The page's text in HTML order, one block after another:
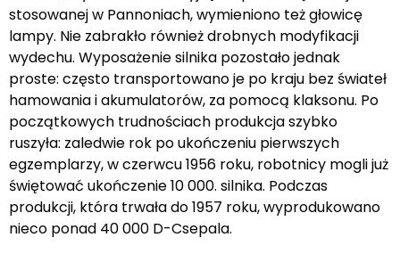
stosowanej w Pannoniach, wymieniono też głowicę
lampy. Nie zabrakło również drobnych modyfikacji
wydechu. Wyposażenie silnika pozostało jednak
proste: często transportowano je po kraju bez świateł
hamowania i akumulatorów, za pomocą klaksonu. Po
początkowych trudnościach produkcja szybko
ruszyła: zaledwie rok po ukończeniu pierwszych
egzemplarzy, w czerwcu 1956 roku, robotnicy mogli już
świętować ukończenie 10 000. silnika. Podczas
produkcji, która trwała do 1957 roku, wyprodukowano
nieco ponad 40 000 D-Csepala.